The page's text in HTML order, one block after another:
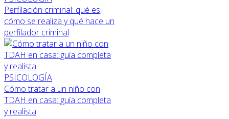
Perfilación criminal: qué es,
cómo se realiza y qué hace un
perfilador criminal
PSICOLOGÍA
Cómo tratar a un niño con
TDAH en casa: guía completa
y realista